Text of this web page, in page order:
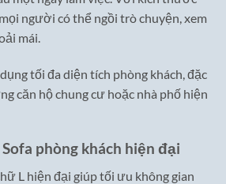
người có thể ngồi trò chuyện, xem
mái.
tối đa diện tích phòng khách, đặc
căn hộ chung cư hoặc nhà phố hiện
phòng khách hiện đại
L hiện đại giúp tối ưu không gian